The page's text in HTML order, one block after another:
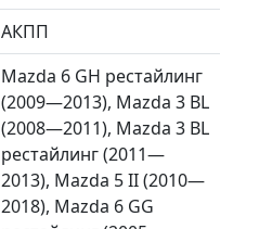
АКПП
Mazda 6 GH рестайлинг
(2009—2013), Mazda 3 BL
(2008—2011), Mazda 3 BL
рестайлинг (2011—
2013), Mazda 5 II (2010—
2018), Mazda 6 GG